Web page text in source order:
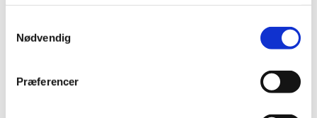
Nødvendig
Præferencer